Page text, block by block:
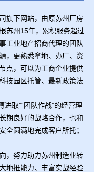
下网站，由原苏州厂房
苏州15年，累积服务超过
工业地产招商代理的团队
，更熟悉拿地、办厂、资
点，可以为工商企业提供
技园区托管、最新政策法
取”“团队作战”的经营理
期良好的战略合作，也和
全圆满地完成客户所托；
努力助力苏州制造业转
地推能力、丰富实战经验